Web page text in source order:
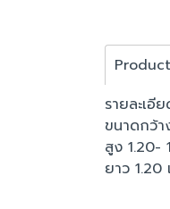
รายละเอี
ขนาดกว้
สูง 1.20-
ยาว 1.20